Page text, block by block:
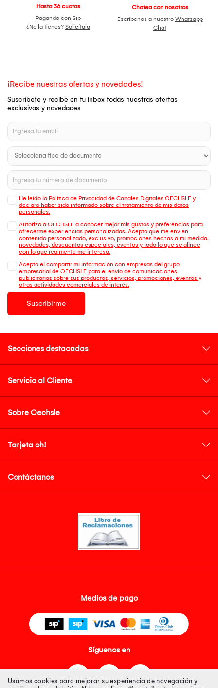
Hasta 36 cuotas
Pagando con Sip
¿No la tienes? Solicítala
Chatea con nosotros
Escríbenos a nuestro Whatsapp
Chat
¡Recibe nuestras ofertas y novedades!
Suscríbete y recibe en tu inbox todas nuestras ofertas
exclusivas y novedades
He leído la Política de Privacidad de Canales Digitales OECHSLE y
declaro haber sido informado sobre el tratamiento de mis datos
personales.
Autorizo a OECHSLE a conocer mejor mis gustos y preferencias para
ofrecerme experiencias personalizadas. Acepto que me envien
contenido personalizado, exclusivo, promociones hechas a mi medida,
novedades, descuentos especiales, eventos y todo lo que se alinee
con lo que realmente me interesa.
Acepto el compartir mi información con empresas del grupo
empresarial de OECHSLE para el envío de comunicaciones
publicitarias sobre sus productos, servicios, promociones, eventos y
otras actividades comerciales de interés.
Suscribirme
Secciones destacadas
Servicio al Cliente
Sobre Oechsle
Tarjeta oh!
Contáctanos
Medios de pago
Síguenos en
Usamos cookies para mejorar su experiencia de navegación y